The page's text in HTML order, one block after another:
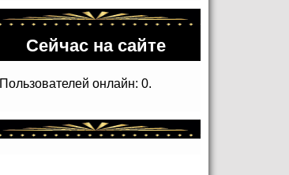
Сейчас на сайте
Пользователей онлайн: 0.